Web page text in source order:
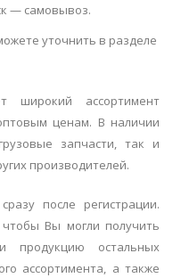
— самовывоз.
уточнить в разделе
широкий ассортимент
ценам. В наличии
запчасти, так и
производителей.
после регистрации.
Вы могли получить
остальных
ассортимента, а также